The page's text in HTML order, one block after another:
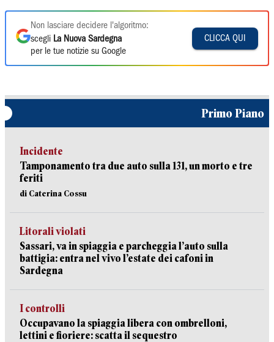
Non lasciare decidere l'algoritmo:
scegli La Nuova Sardegna
per le tue notizie su Google
CLICCA QUI
Primo Piano
Incidente
Tamponamento tra due auto sulla 131, un morto e tre
feriti
di Caterina Cossu
Litorali violati
Sassari, va in spiaggia e parcheggia l’auto sulla
battigia: entra nel vivo l’estate dei cafoni in
Sardegna
I controlli
Occupavano la spiaggia libera con ombrelloni,
lettini e fioriere: scatta il sequestro